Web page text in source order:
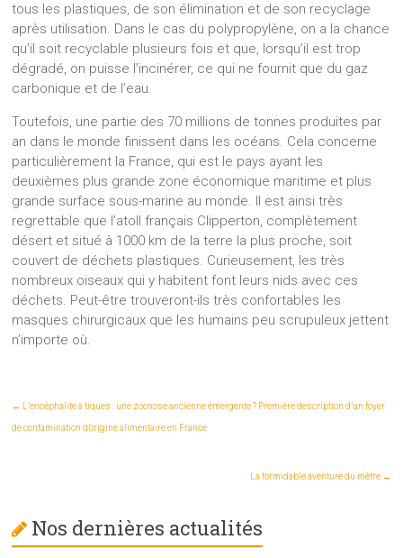
tous les plastiques, de son élimination et de son recyclage
après utilisation. Dans le cas du polypropylène, on a la chance
qu’il soit recyclable plusieurs fois et que, lorsqu’il est trop
dégradé, on puisse l’incinérer, ce qui ne fournit que du gaz
carbonique et de l’eau.
Toutefois, une partie des 70 millions de tonnes produites par
an dans le monde finissent dans les océans. Cela concerne
particulièrement la France, qui est le pays ayant les
deuxièmes plus grande zone économique maritime et plus
grande surface sous-marine au monde. Il est ainsi très
regrettable que l’atoll français Clipperton, complètement
désert et situé à 1000 km de la terre la plus proche, soit
couvert de déchets plastiques. Curieusement, les très
nombreux oiseaux qui y habitent font leurs nids avec ces
déchets. Peut-être trouveront-ils très confortables les
masques chirurgicaux que les humains peu scrupuleux jettent
n’importe où.
← L’encéphalite à tiques : une zoonose ancienne émergente ? Première description d’un foyer
de contamination d’origine alimentaire en France
La formidable aventure du mètre →
Nos dernières actualités